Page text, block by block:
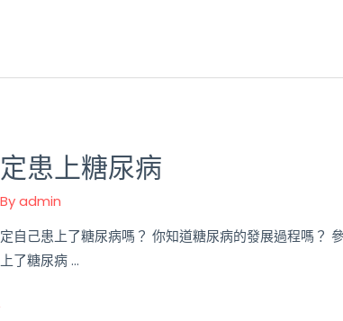
患上糖尿病
admin
自己患上了糖尿病嗎？ 你知道糖尿病的發展過程嗎？
了糖尿病 …